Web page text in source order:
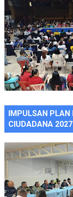
IMPULSAN PLAN
CIUDADANA